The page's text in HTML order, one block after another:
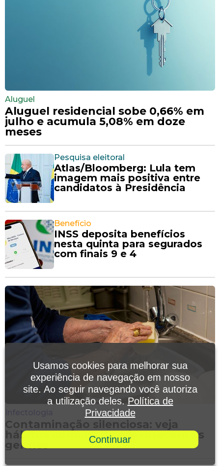
Aluguel
Aluguel residencial sobe 0,66% em
julho e acumula 5,08% em doze
meses
Pesquisa eleitoral
Atlas/Bloomberg: Lula tem
imagem mais positiva entre
candidatos à Presidência
Benefício
INSS deposita benefícios
nesta quinta para segurados
com finais 9 e 4
Contaminação silenciosa: veja
hábitos comuns que favorecem os
germes
Usamos cookies para melhorar sua
experiência de navegação em nosso
site. Ao seguir navegando você autoriza
a utilização deles. Política de
Privacidade
Continuar